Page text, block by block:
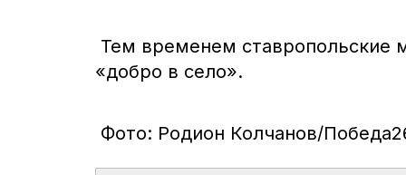
Тем временем ставропольские
«добро в село».
Фото: Родион Колчанов/